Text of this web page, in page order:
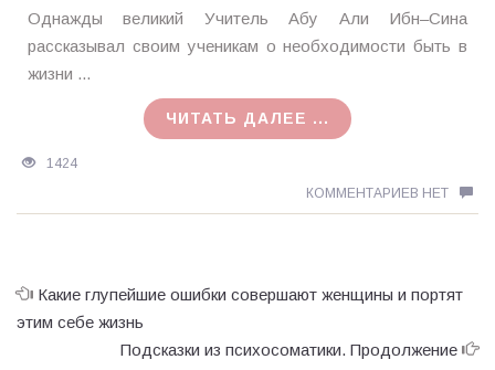
Ирина
MagicTantra
28.01.2018
Однажды великий Учитель Абу Али Ибн–Сина
рассказывал своим ученикам о необходимости быть в
жизни ...
ЧИТАТЬ ДАЛЕЕ ...
1424
КОММЕНТАРИЕВ НЕТ
Какие глупейшие ошибки совершают женщины и портят
этим себе жизнь
Подсказки из психосоматики. Продолжение